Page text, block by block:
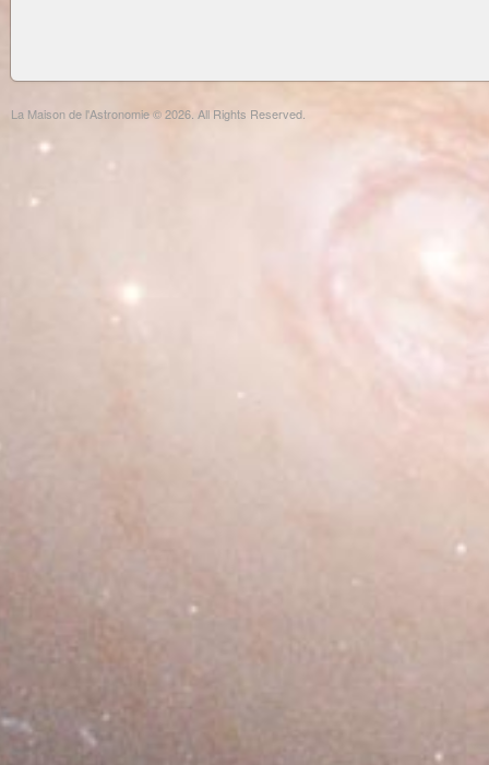
La Maison de l'Astronomie © 2026. All Rights Reserved.